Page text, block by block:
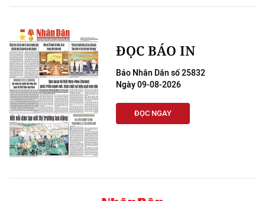
ĐỌC BÁO IN
Báo Nhân Dân số 25832
Ngày 09-08-2026
ĐỌC NGAY